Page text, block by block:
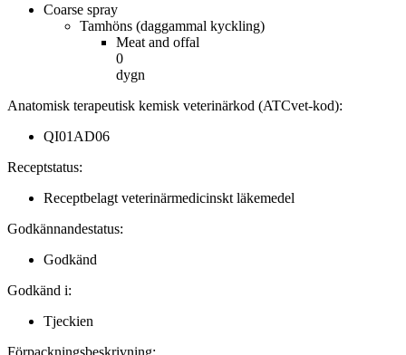
Coarse spray
Tamhöns (daggammal kyckling)
Meat and offal
0
dygn
Anatomisk terapeutisk kemisk veterinärkod (ATCvet-kod):
QI01AD06
Receptstatus:
Receptbelagt veterinärmedicinskt läkemedel
Godkännandestatus:
Godkänd
Godkänd i:
Tjeckien
Förpackningsbeskrivning: